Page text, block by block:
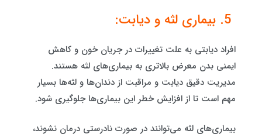
افراد دیابتی به علت تغییرات در جریان خون و کاهش
ایمنی بدن معرض بالاتری به بیماری‌های لثه هستند.
مدیریت دقیق دیابت و مراقبت از دندان‌ها و لثه‌ها بسیار
مهم است تا از افزایش خطر این بیماری‌ها جلوگیری شود.
بیماری‌های لثه می‌توانند در صورت نادرستی درمان نشوند،